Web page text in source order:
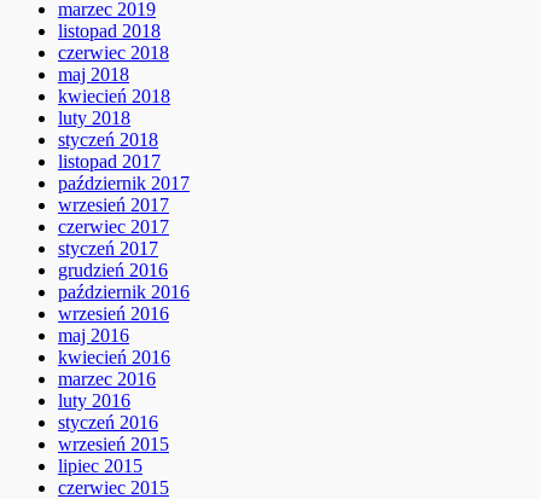
marzec 2019
listopad 2018
czerwiec 2018
maj 2018
kwiecień 2018
luty 2018
styczeń 2018
listopad 2017
październik 2017
wrzesień 2017
czerwiec 2017
styczeń 2017
grudzień 2016
październik 2016
wrzesień 2016
maj 2016
kwiecień 2016
marzec 2016
luty 2016
styczeń 2016
wrzesień 2015
lipiec 2015
czerwiec 2015